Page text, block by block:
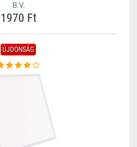
B.V.
1970 Ft
ÚJDONSÁG